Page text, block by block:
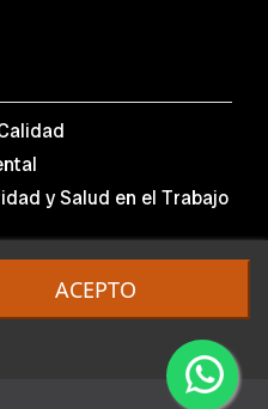
ACEPTO
y Salud en el Trabajo